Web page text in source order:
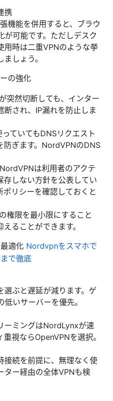
携
機能を併用すると、ブラウ
が可能です。ただしデスク
用時は二重VPNのような挙
しょう。
の強化
突然切断しても、インター
断され、IP漏れを防止しま
ていてもDNSリクエスト
防ぎます。NordVPNのDNS
は利用者のアクテ
存しない方針を公表してい
ポリシーを確認しておくと
権限を最小限にすること
ることができます。
適化 Nordvpnをスマホで
で徹底
選ぶと遅延が減ります。ゲ
いサーバーを優先。
ーミングはNordLynxが速
視ならOpenVPNを選択。
接続を前提に、無理なく使
ター経由の全体VPNも検